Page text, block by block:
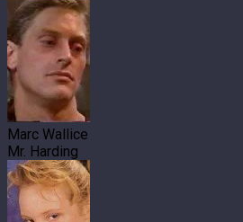
Marc Wallice
Mr. Harding